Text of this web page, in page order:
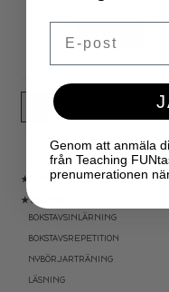
★ TYPSNITT
★ SVENSKA
BOKSTAVSINLÄRNING
BOKSTAVSREPETITION
NYBÖRJARTRÄNING
LÄSNING
Genom att anmäla
från Teaching
prenumerationen